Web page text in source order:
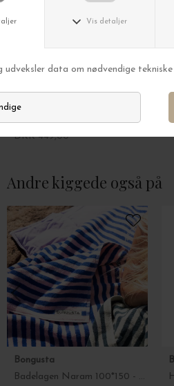
Weekendtaske Naram, Fl. farver
DKK 449,00
Andre kiggede også på
Bongusta
Badelagen Naram 100*150 - fl. farver